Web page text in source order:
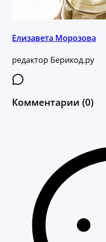
Елизавета Морозова
редактор Берикод.ру
Комментарии (0)